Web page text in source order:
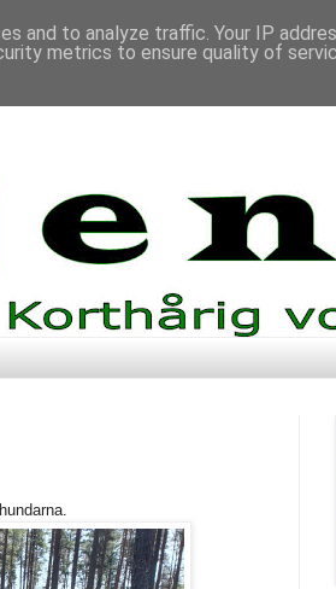
and to analyze traffic. Your IP
metrics to ensure quality of